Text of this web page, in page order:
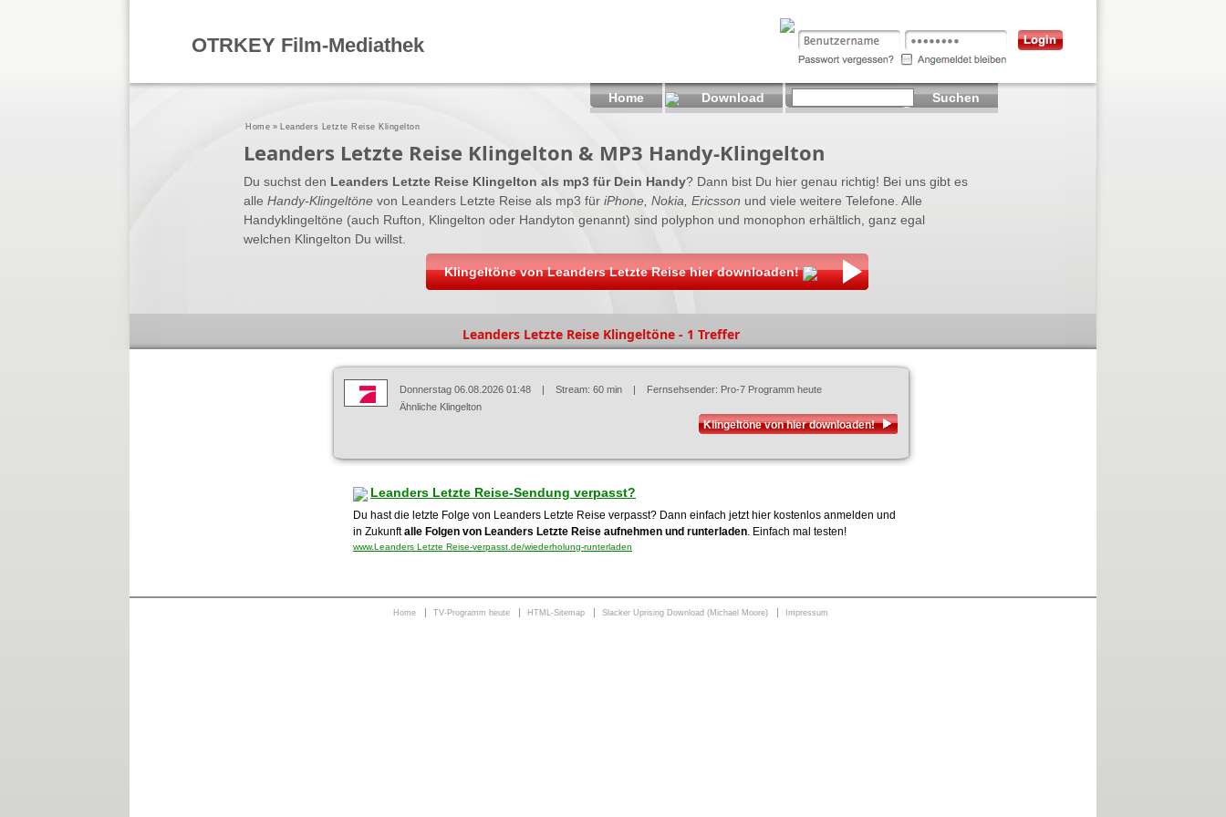
Leanders Letzte Reise Klingelton & MP3 Handy-Klingelton
Du suchst den Leanders Letzte Reise Klingelton als mp3 für Dein Handy? Dann bist Du hier genau richtig! Bei uns gibt es
alle Handy-Klingeltöne von Leanders Letzte Reise als mp3 für iPhone, Nokia, Ericsson und viele weitere Telefone. Alle
Handyklingeltöne (auch Rufton, Klingelton oder Handyton genannt) sind polyphon und monophon erhältlich, ganz egal
welchen Klingelton Du willst.
Klingeltöne von Leanders Letzte Reise hier downloaden!
Leanders Letzte Reise Klingeltöne - 1 Treffer
Donnerstag 06.08.2026 01:48 | Stream: 60 min | Fernsehsender: Pro-7 Programm heute
Ähnliche Klingelton
Klingeltöne von hier downloaden!
Leanders Letzte Reise-Sendung verpasst?
Du hast die letzte Folge von Leanders Letzte Reise verpasst? Dann einfach jetzt hier kostenlos anmelden und
in Zukunftalle Folgen von Leanders Letzte Reise aufnehmen und runterladen. Einfach mal testen!
www.Leanders Letzte Reise-verpasst.de/wiederholung-runterladen
Home » Leanders Letzte Reise Klingelton
OTRKEY Film-Mediathek
Home Download Suchen
Home TV-Programm heute HTML-Sitemap Slacker Uprising Download (Michael Moore) Impressum